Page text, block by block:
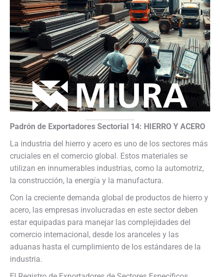
Padrón de Exportadores Sectorial 14: HIERRO Y ACERO
La industria del hierro y acero es uno de los sectores más
cruciales en el comercio global. Estos materiales se
utilizan en innumerables industrias, como la automotriz,
la construcción, la energía y la manufactura.
Con la creciente demanda global de productos de hierro y
acero, las empresas involucradas en este sector deben
estar equipadas para manejar las complejidades del
comercio internacional, desde los aranceles y las
aduanas hasta el cumplimiento de los estándares de la
industria.